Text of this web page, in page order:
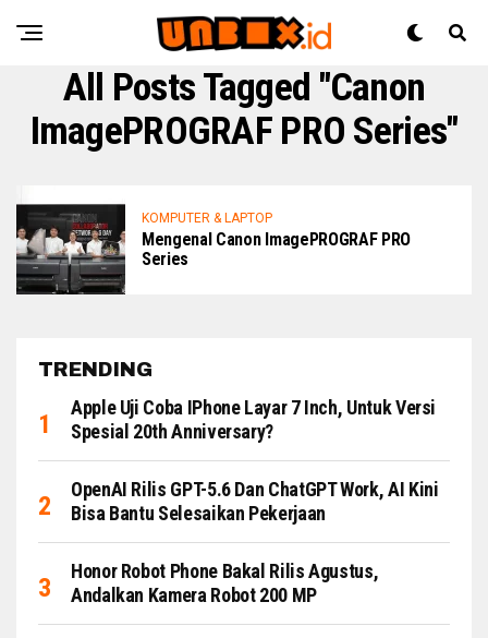
All Posts Tagged "Canon
ImagePROGRAF PRO Series"
KOMPUTER & LAPTOP
Mengenal Canon ImagePROGRAF PRO
Series
TRENDING
Apple Uji Coba IPhone Layar 7 Inch, Untuk Versi
Spesial 20th Anniversary?
OpenAI Rilis GPT-5.6 Dan ChatGPT Work, AI Kini
Bisa Bantu Selesaikan Pekerjaan
Honor Robot Phone Bakal Rilis Agustus,
Andalkan Kamera Robot 200 MP